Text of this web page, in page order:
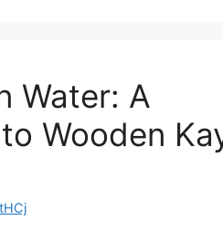
Water: A
Wooden